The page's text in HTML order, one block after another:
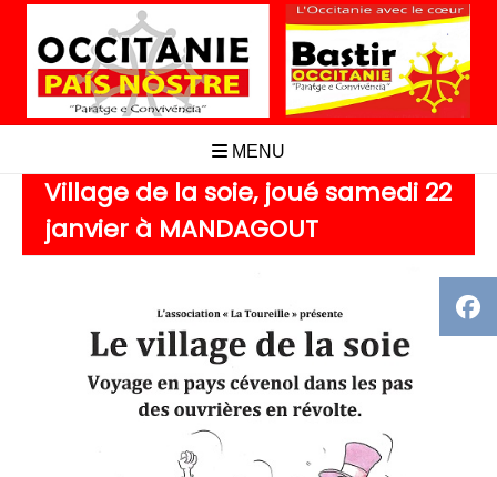
Aller
contenu
MENU
Village de la soie, joué samedi 22
janvier à MANDAGOUT